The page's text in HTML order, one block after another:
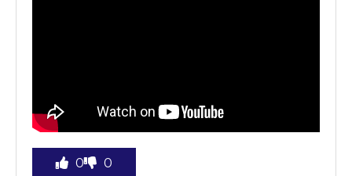
0 0